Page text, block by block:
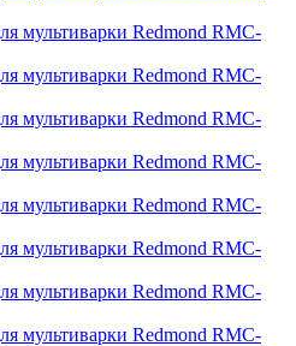
мультиварки Redmond RMC-
мультиварки Redmond RMC-
мультиварки Redmond RMC-
мультиварки Redmond RMC-
мультиварки Redmond RMC-
мультиварки Redmond RMC-
мультиварки Redmond RMC-
мультиварки Redmond RMC-